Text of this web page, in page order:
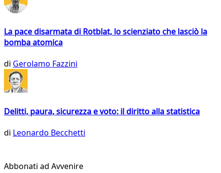
La pace disarmata di Rotblat, lo scienziato che lasciò la
bomba atomica
di Gerolamo Fazzini
Delitti, paura, sicurezza e voto: il diritto alla statistica
di Leonardo Becchetti
Abbonati ad Avvenire